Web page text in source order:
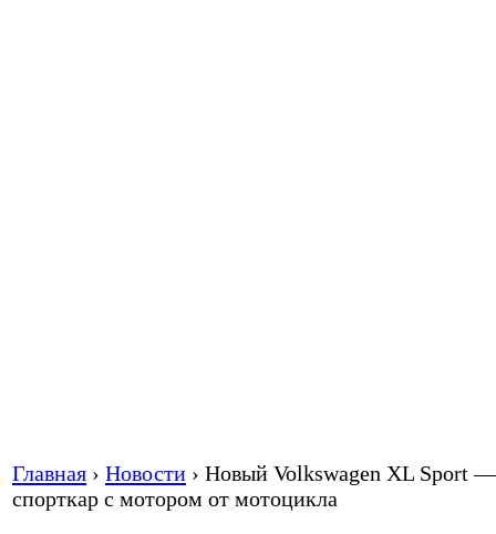
Главная › Новости › Новый Volkswagen XL Sport —
спорткар с мотором от мотоцикла